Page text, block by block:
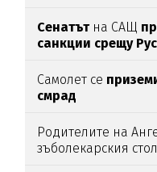
Сенатътна САЩ
санкции срещу
Самолет се
смрад
Родителите на
зъболекарския